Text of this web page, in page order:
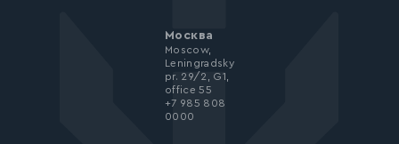
Москва
Moscow,
Leningradsky
pr. 29/2, G1,
office 55
+7 985 808
0000